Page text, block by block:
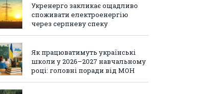
Укренерго закликає ощадливо
споживати електроенергію
через серпневу спеку
Як працюватимуть українські
школи у 2026–2027 навчальному
році: головні поради від МОН